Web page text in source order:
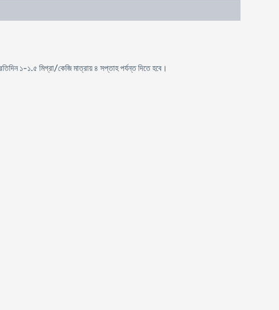
১-১.৫ মিগ্রা/কেজি মাত্রায় ৪ সপ্তাহ পর্যন্ত দিতে হবে।